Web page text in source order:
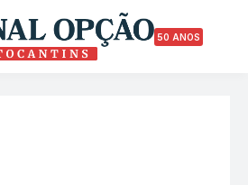
50 ANOS